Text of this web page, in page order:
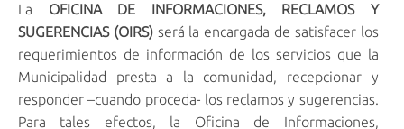
La OFICINA DE INFORMACIONES, RECLAMOS Y
SUGERENCIAS (OIRS)será la encargada de satisfacer los
requerimientos de información de los servicios que la
Municipalidad presta a la comunidad, recepcionar y
responder –cuando proceda- los reclamos y sugerencias.
Para tales efectos, la Oficina de Informaciones,